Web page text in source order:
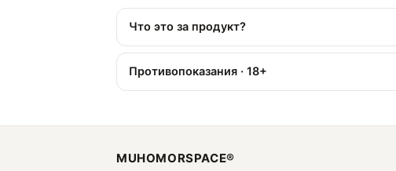
Что это за продукт?
Противопоказания · 18+
MUHOMORSPACE®